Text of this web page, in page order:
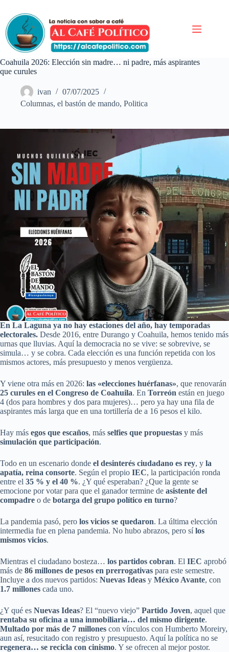
contenido
Coahuila 2026: Elección sin madre… ni padre, más aspirantes
que curules
ivan
07/07/2025
Columnas, el bastón de mando, Politica
En La Laguna ya no hay estaciones del año, hay temporadas
electorales. Desde 2016, entre Durango y Coahuila, hemos tenido más
urnas que lluvias. Aquí la democracia no se vive: se sobrevive, se
simula… y se cobra. Cada elección es una función repetida con los
mismos actores, más presupuesto y menos vergüenza.
Y viene otra más en 2026: las «elecciones huérfanas», que renovarán
25 curules en el Congreso de Coahuila. En Torreón están en juego
4 (dos para hombres y dos para mujeres)… pero ya hay una fila de
aspirantes más larga que en una tortillería de a 16 pesos el kilo.
Hay más egos que escaños, más selfies que propuestas y más
simulación que participación.
Todo en un escenario donde el desinterés ciudadano es rey, y la
apatía, reina consorte. Según el propio IEC, la participación ronda
entre el 35 % y el 40 %. ¿Y qué esperaban? ¿Que la gente se
emocione por votar para que el ganador termine de asistente del
compadre o de botarga del grupo político en turno?
La pandemia pasó, pero los vicios se quedaron. La última elección
intermedia fue en plena pandemia. No hubo abrazos, pero sílos
mismos vicios.
Mientras el ciudadano bosteza… los partidos cobran. El IEC aprobó
más de 86 millones de pesos en prerrogativas para este semestre.
Incluye a dos nuevos partidos: Nuevas Ideas y México Avante, con
1.7 millones cada uno.
¿Y qué es Nuevas Ideas? El “nuevo viejo” Partido Joven, aquel que
rentaba su oficina a una inmobiliaria… del mismo dirigente.
Multado por más de 7 millones con vínculos con Humberto Moreiry,
aun así, resucitado con registro y presupuesto. Aquí la política no se
regenera… se recicla con cinismo. Y se ofrecen al mejor postor.